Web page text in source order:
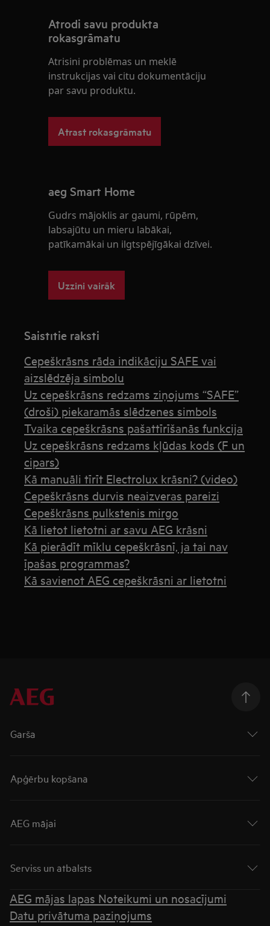
Atrodi savu produkta
rokasgrāmatu
Atrisini problēmas un meklē
instrukcijas vai citu dokumentāciju
par savu produktu.
Atrast rokasgrāmatu
aeg Smart Home
Gudrs mājoklis ar gaumi, rūpēm,
labsajūtu un mieru labākai,
patīkamākai un ilgtspējīgākai dzīvei.
Uzzini vairāk
Saistītie raksti
Cepeškrāsns rāda indikāciju SAFE vai
aizslēdzēja simbolu
Uz cepeškrāsns redzams ziņojums “SAFE”
(droši) piekaramās slēdzenes simbols
Tvaika cepeškrāsns pašattīrīšanās funkcija
Uz cepeškrāsns redzams kļūdas kods (F un
cipars)
Kā manuāli tīrīt Electrolux krāsni? (video)
Cepeškrāsns durvis neaizveras pareizi
Cepeškrāsns pulkstenis mirgo
Kā lietot lietotni ar savu AEG krāsni
Kā pierādīt mīklu cepeškrāsnī, ja tai nav
īpašas programmas?
Kā savienot AEG cepeškrāsni ar lietotni
Garša
Apģērbu kopšana
AEG mājai
Serviss un atbalsts
AEG mājas lapas Noteikumi un nosacījumi
Datu privātuma paziņojums